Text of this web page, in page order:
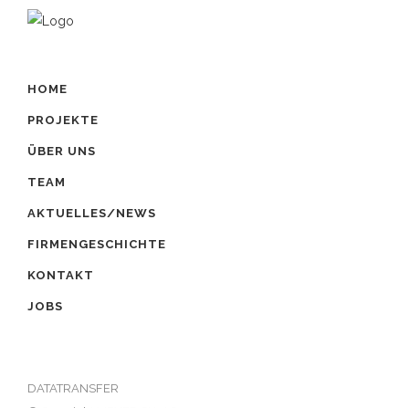
HOME
PROJEKTE
ÜBER UNS
TEAM
AKTUELLES/NEWS
FIRMENGESCHICHTE
KONTAKT
JOBS
DATATRANSFER